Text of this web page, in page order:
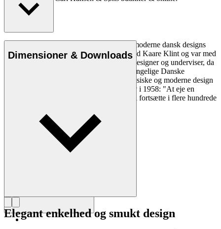
Læs mere
Ole Wanscher er uløseligt forbundet med moderne dansk designs
æstetik og funktionalitet. Han studerede ved Kaare Klint og var med
til at forme dansk møbeldesign både som designer og underviser, da
han overtog Klints professorat ved Det Kongelige Danske
Kunstakademi. Wanschers på én gang klassiske og moderne design
gjorde ham yderst populær. Politiken skrev i 1958: "At eje en
Wanscher stol er et dagligt eventyr, som vil fortsætte i flere hundrede
Læs mere om Ole Wanscher
Dimensioner & Downloads
Elegant enkelhed og smukt design